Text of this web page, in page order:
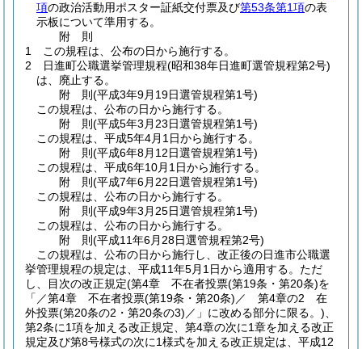
項の政治活動用ポスター証紙交付票及び第53条第1項の表
示板について準用する。
附 則
1
この規程は、公布の日から施行する。
2
日進町公職選挙管理規程(昭和38年日進町選管規程第2号)
は、廃止する。
附 則(平成3年9月19日選管規程第1号)
この規程は、公布の日から施行する。
附 則(平成5年3月23日選管規程第1号)
この規程は、平成5年4月1日から施行する。
附 則(平成6年8月12日選管規程第1号)
この規程は、平成6年10月1日から施行する。
附 則(平成7年6月22日選管規程第1号)
この規程は、公布の日から施行する。
附 則(平成9年3月25日選管規程第1号)
この規程は、公布の日から施行する。
附 則(平成11年6月28日選管規程第2号)
この規程は、公布の日から施行し、改正後の日進市公職選
挙管理規程の規定は、平成11年5月1日から適用する。 ただ
し、目次の改正規定(第4章 不在者投票(第19条・第20条)を
「／第4章 不在者投票(第19条・第20条) ／ 第4章の2 在
外投票(第20条の2・第20条の3) ／」に改める部分に限る。)
第2条に1項を加える改正規定、第4章の次に1章を加える改正
規定及び第8号様式の次に1様式を加える改正規定は、平成12